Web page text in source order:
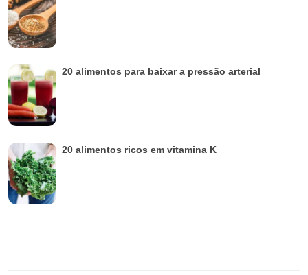
20 alimentos para baixar a pressão arterial
20 alimentos ricos em vitamina K